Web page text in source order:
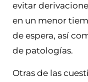
evitar
en un menor
de espera, así
de patologías.
Otras de las